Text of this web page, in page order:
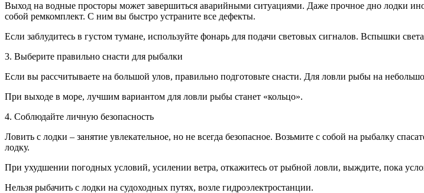
Выход на водные просторы может завершиться аварийными ситуациями. Даже прочное дно лодки
собой ремкомплект. С ним вы быстро устраните все дефекты.
Если заблудитесь в густом тумане, используйте фонарь для подачи световых сигналов. Вспышки
3. Выберите правильно снасти для рыбалки
Если вы рассчитываете на большой улов, правильно подготовьте снасти. Для ловли рыбы на
При выходе в море, лучшим вариантом для ловли рыбы станет «кольцо».
4. Соблюдайте личную безопасность
Ловить с лодки – занятие увлекательное, но не всегда безопасное. Возьмите с собой на рыбалку
лодку.
При ухудшении погодных условий, усилении ветра, откажитесь от рыбной ловли, выждите, пока
Нельзя рыбачить с лодки на судоходных путях, возле гидроэлектростанции.